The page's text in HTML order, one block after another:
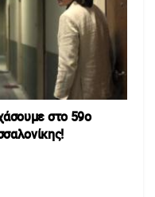
στο 59ο